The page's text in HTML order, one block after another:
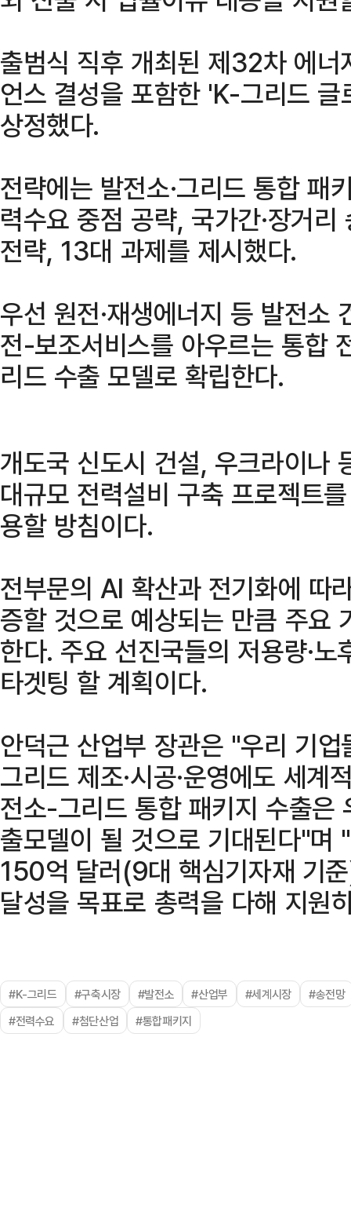
출범식 직후 개최된 제32차 에
언스 결성을 포함한 'K-그리드
상정했다.
전략에는 발전소·그리드 통합 패
력수요 중점 공략, 국가간·장거
전략, 13대 과제를 제시했다.
우선 원전·재생에너지 등 발전
전-보조서비스를 아우르는 통합
리드 수출 모델로 확립한다.
개도국 신도시 건설, 우크라이
대규모 전력설비 구축 프로젝트
용할 방침이다.
전부문의 AI 확산과 전기화에 따
증할 것으로 예상되는 만큼 주요
한다. 주요 선진국들의 저용량·
타겟팅 할 계획이다.
안덕근 산업부 장관은 "우리 기
그리드 제조·시공·운영에도 세
전소-그리드 통합 패키지 수출은
출모델이 될 것으로 기대된다"
150억 달러(9대 핵심기자재 기
달성을 목표로 총력을 다해 지원
#K-그리드 #구축시장 #발전소 #산업부 #세계시장
#송전망
#전력수요
#첨단산업 #통합패키지